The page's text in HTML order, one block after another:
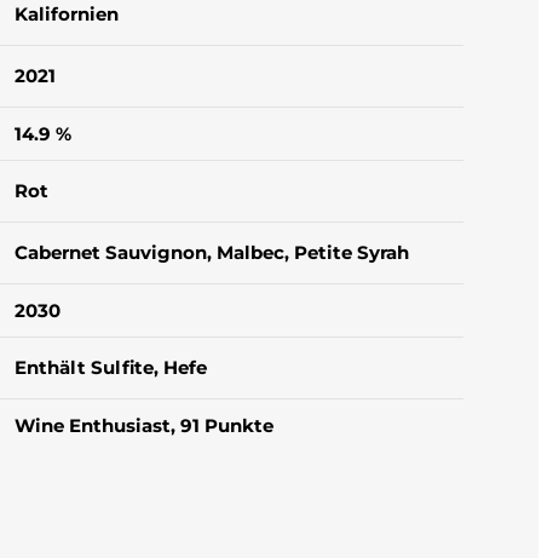
Kalifornien
2021
14.9 %
Rot
Cabernet Sauvignon, Malbec, Petite Syrah
2030
Enthält Sulfite, Hefe
Wine Enthusiast, 91 Punkte